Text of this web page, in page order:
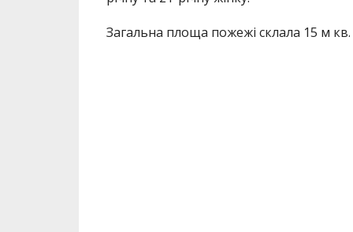
Загальна площа пожежі склала 15 м кв.